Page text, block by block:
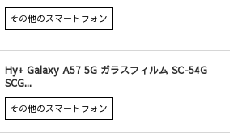
その他のスマートフォン
Hy+ Galaxy A57 5G ガラスフィルム SC-54G
SCG...
その他のスマートフォン